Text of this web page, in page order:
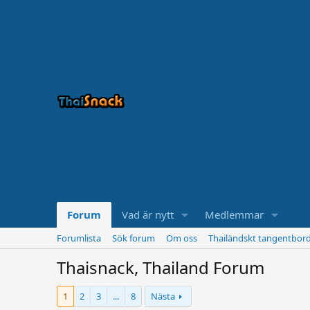
Forum Vad är nytt Medlemmar
Forumlista Sök forum Om oss Thailändskt
Thaisnack, Thailand Forum
1 2 3 ... 8 Nästa